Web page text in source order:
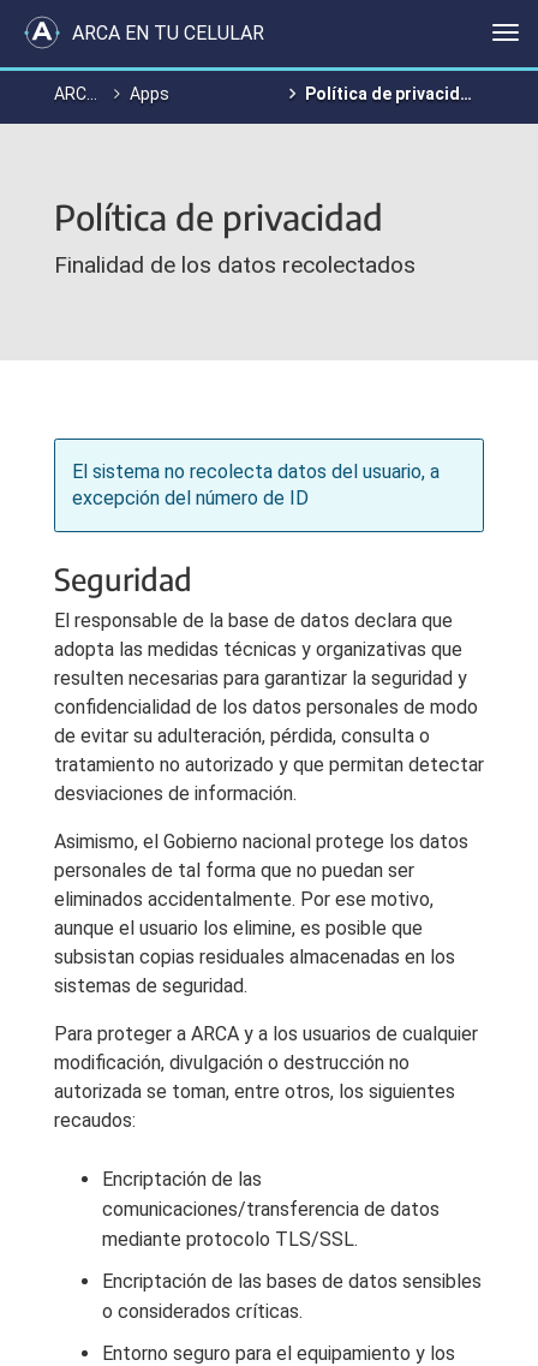
ARCA EN TU CELULAR
Apps Política de privacidad
Política de privacidad
Finalidad de los datos recolectados
El sistema no recolecta datos del usuario, a
excepción del número de ID
Seguridad
El responsable de la base de datos declara que
adopta las medidas técnicas y organizativas que
resulten necesarias para garantizar la seguridad y
confidencialidad de los datos personales de modo
de evitar su adulteración, pérdida, consulta o
tratamiento no autorizado y que permitan detectar
desviaciones de información.
Asimismo, el Gobierno nacional protege los datos
personales de tal forma que no puedan ser
eliminados accidentalmente. Por ese motivo,
aunque el usuario los elimine, es posible que
subsistan copias residuales almacenadas en los
sistemas de seguridad.
Para proteger a ARCA y a los usuarios de cualquier
modificación, divulgación o destrucción no
autorizada se toman, entre otros, los siguientes
recaudos:
Encriptación de las
comunicaciones/transferencia de datos
mediante protocolo TLS/SSL.
Encriptación de las bases de datos sensibles
o considerados críticas.
Entorno seguro para el equipamiento y los